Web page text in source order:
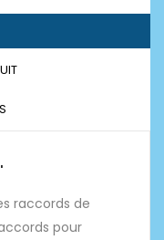
raccords de
pour